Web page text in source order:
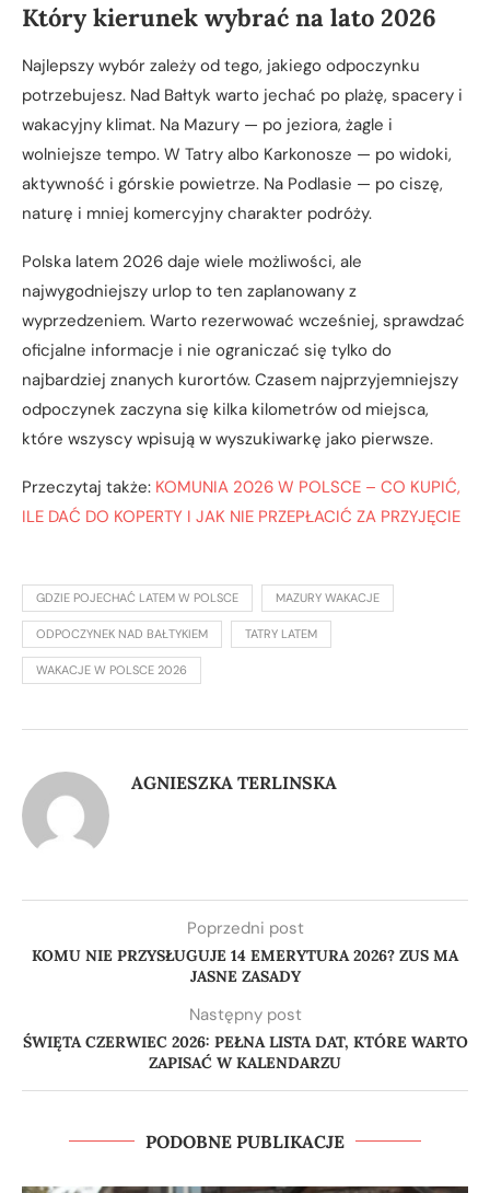
Który kierunek wybrać na lato 2026
Najlepszy wybór zależy od tego, jakiego odpoczynku
potrzebujesz. Nad Bałtyk warto jechać po plażę, spacery i
wakacyjny klimat. Na Mazury — po jeziora, żagle i
wolniejsze tempo. W Tatry albo Karkonosze — po widoki,
aktywność i górskie powietrze. Na Podlasie — po ciszę,
naturę i mniej komercyjny charakter podróży.
Polska latem 2026 daje wiele możliwości, ale
najwygodniejszy urlop to ten zaplanowany z
wyprzedzeniem. Warto rezerwować wcześniej, sprawdzać
oficjalne informacje i nie ograniczać się tylko do
najbardziej znanych kurortów. Czasem najprzyjemniejszy
odpoczynek zaczyna się kilka kilometrów od miejsca,
które wszyscy wpisują w wyszukiwarkę jako pierwsze.
Przeczytaj także: KOMUNIA 2026 W POLSCE – CO KUPIĆ,
ILE DAĆ DO KOPERTY I JAK NIE PRZEPŁACIĆ ZA PRZYJĘCIE
GDZIE POJECHAĆ LATEM W POLSCE MAZURY WAKACJE
ODPOCZYNEK NAD BAŁTYKIEM TATRY LATEM
WAKACJE W POLSCE 2026
AGNIESZKA TERLINSKA
Poprzedni post
KOMU NIE PRZYSŁUGUJE 14 EMERYTURA 2026? ZUS MA
JASNE ZASADY
Następny post
ŚWIĘTA CZERWIEC 2026: PEŁNA LISTA DAT, KTÓRE WARTO
ZAPISAĆ W KALENDARZU
PODOBNE PUBLIKACJE